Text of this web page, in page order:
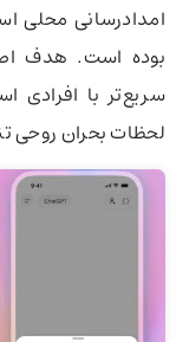
امدادرسانی محلی
بوده است. هدف
سریع‌تر با افرادی
لحظات بحران روحی